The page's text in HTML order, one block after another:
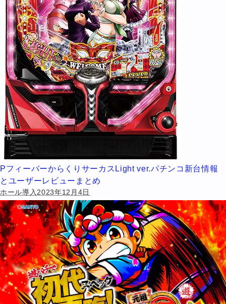
PフィーバーからくりサーカスLight ver.パチンコ新台情報
とユーザーレビューまとめ
ホール導入2023年12月4日